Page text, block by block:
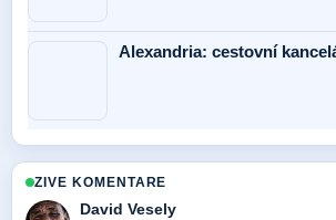
Alexandria: cestovní
ZIVE KOMENTARE
David Vesely